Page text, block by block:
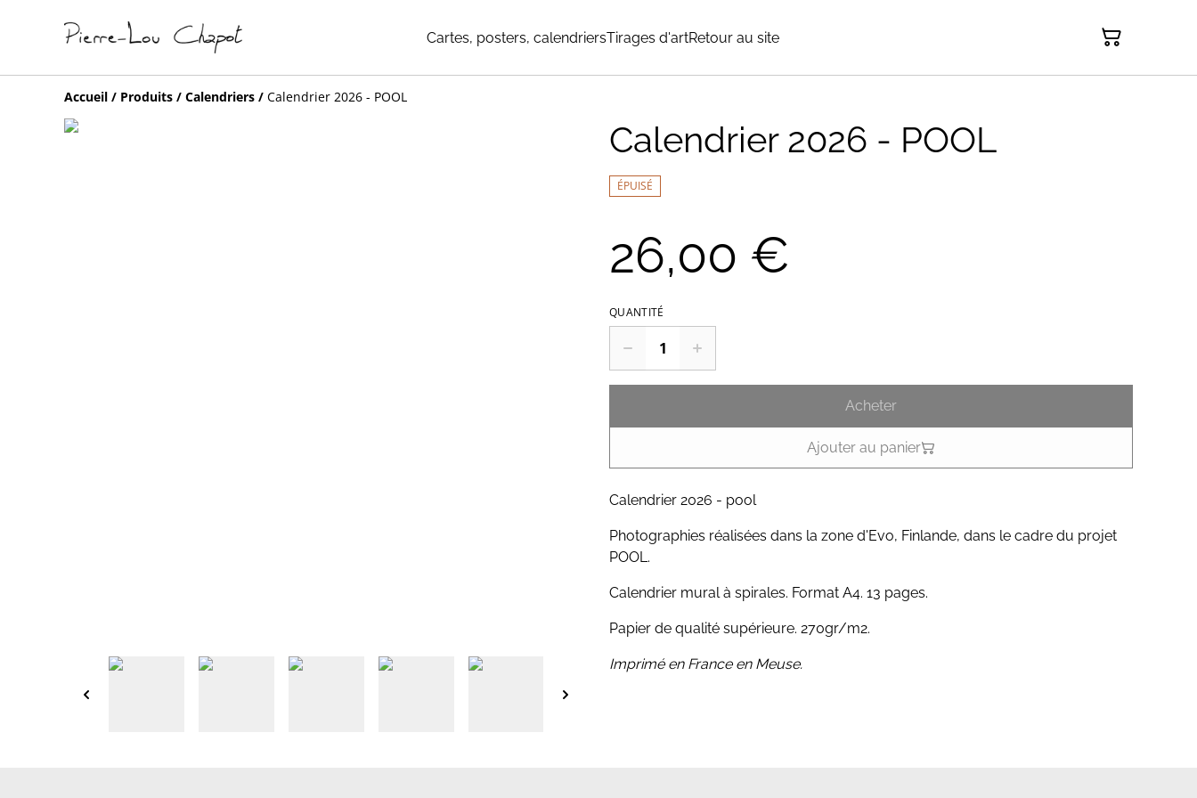
Cartes, posters, calendriersTirages d'artRetour au site
Accueil / Produits / Calendriers / Calendrier 2026 - POOL
Calendrier 2026 - POOL
ÉPUISÉ
26,00 €
QUANTITÉ
Acheter
Ajouter au panier
Calendrier 2026 - pool
Photographies réalisées dans la zone d'Evo, Finlande, dans le cadre du projet
POOL.
Calendrier mural à spirales. Format A4. 13 pages.
Papier de qualité supérieure. 270gr/m2.
Imprimé en France en Meuse.